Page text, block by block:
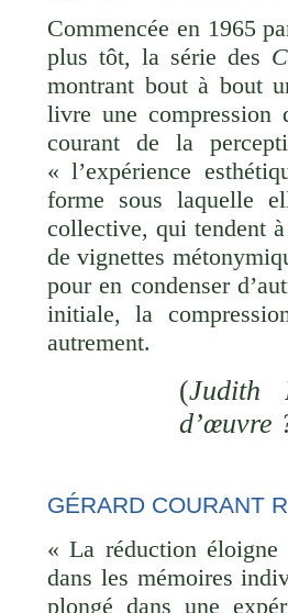
Commencée en 1965
plus tôt, la série des
montrant bout à bout
livre une compression
courant de la
« l’expérience
forme sous laquelle
collective, qui tendent
de vignettes
pour en condenser
initiale, la
autrement.
(Judith
d’œuvre
GÉRARD COURANT
« La réduction
dans les mémoires
plongé dans une